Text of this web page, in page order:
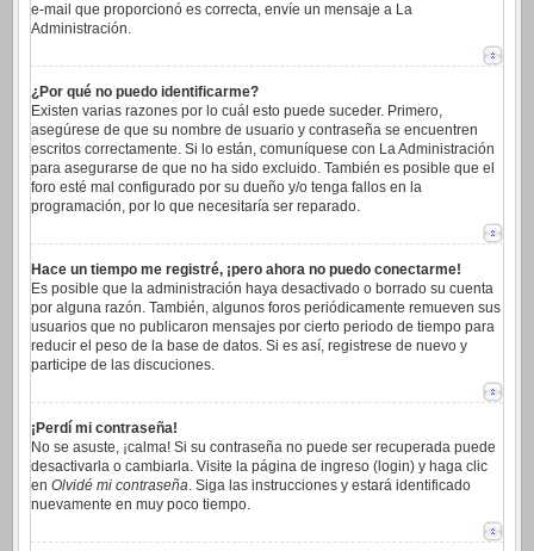
e-mail que proporcionó es correcta, envíe un mensaje a La
Administración.
¿Por qué no puedo identificarme?
Existen varias razones por lo cuál esto puede suceder. Primero,
asegúrese de que su nombre de usuario y contraseña se encuentren
escritos correctamente. Si lo están, comuníquese con La Administración
para asegurarse de que no ha sido excluido. También es posible que el
foro esté mal configurado por su dueño y/o tenga fallos en la
programación, por lo que necesitaría ser reparado.
Hace un tiempo me registré, ¡pero ahora no puedo conectarme!
Es posible que la administración haya desactivado o borrado su cuenta
por alguna razón. También, algunos foros periódicamente remueven sus
usuarios que no publicaron mensajes por cierto periodo de tiempo para
reducir el peso de la base de datos. Si es así, registrese de nuevo y
participe de las discuciones.
¡Perdí mi contraseña!
No se asuste, ¡calma! Si su contraseña no puede ser recuperada puede
desactivarla o cambiarla. Visite la página de ingreso (login) y haga clic
en Olvidé mi contraseña. Siga las instrucciones y estará identificado
nuevamente en muy poco tiempo.